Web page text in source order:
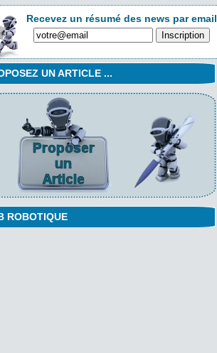
Recevez un résumé des news par email
UN ARTICLE ...
ROBOTIQUE